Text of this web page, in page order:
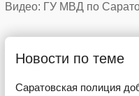
Видео: ГУ МВД по
Новости по теме
Саратовская полиция